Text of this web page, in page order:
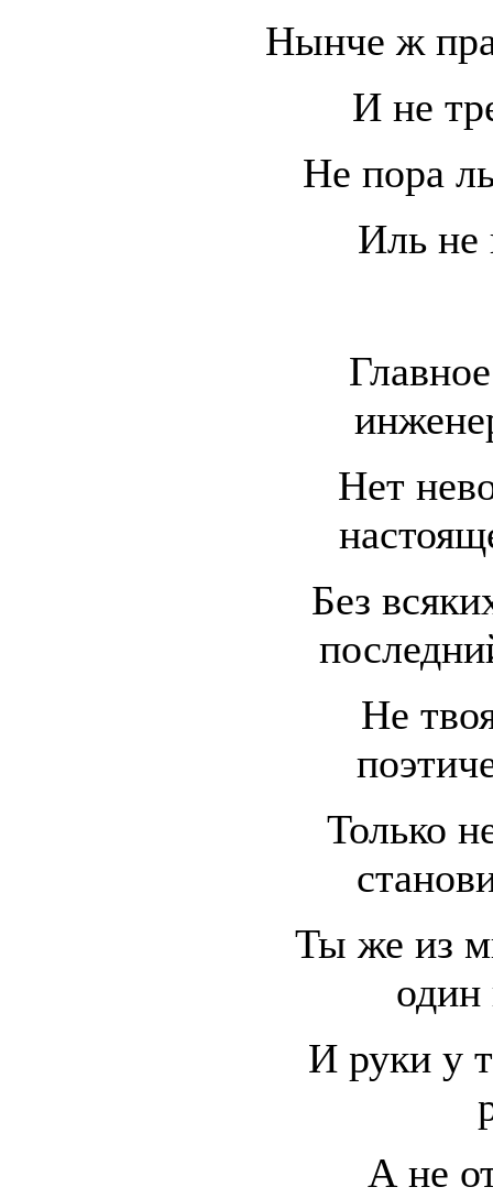
Нынче ж
И не
Не пора
Иль не
Нет
Без
Не
Только
Ты же из
один
И руки у
А не